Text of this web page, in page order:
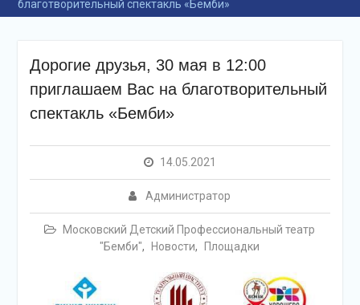
благотворительный спектакль «Бемби»
Дорогие друзья, 30 мая в 12:00
приглашаем Вас на благотворительный
спектакль «Бемби»
14.05.2021
Администратор
Московский Детский Профессиональный театр
"Бемби", Новости, Площадки